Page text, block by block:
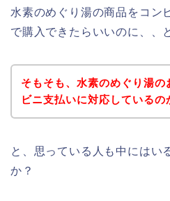
水素のめぐり湯の商品をコン
で購入できたらいいのに、、
そもそも、水素のめぐり湯の
ビニ支払いに対応しているの
と、思っている人も中にはい
か？